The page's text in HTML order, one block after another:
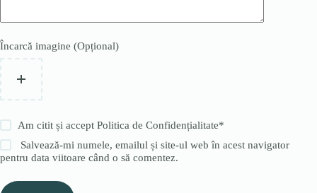
Încarcă imagine (Opțional)
Am citit și acceptPolitica de Confidențialitate*
Salvează-mi numele, emailul și site-ul web în acest navigator
pentru data viitoare când o să comentez.